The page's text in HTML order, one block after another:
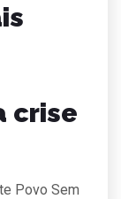
crise
Povo Sem